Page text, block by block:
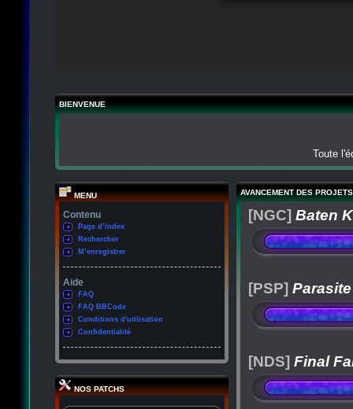
BIENVENUE
Toute
MENU
Contenu
Page d’index
Rechercher
M’enregistrer
Aide
FAQ
FAQ BBCode
Conditions d'utilisation
Confidentialité
NOS PATCHS
AVANCEMENT DES PROJETS
[NGC] Baten
[PSP]
[NDS] Final